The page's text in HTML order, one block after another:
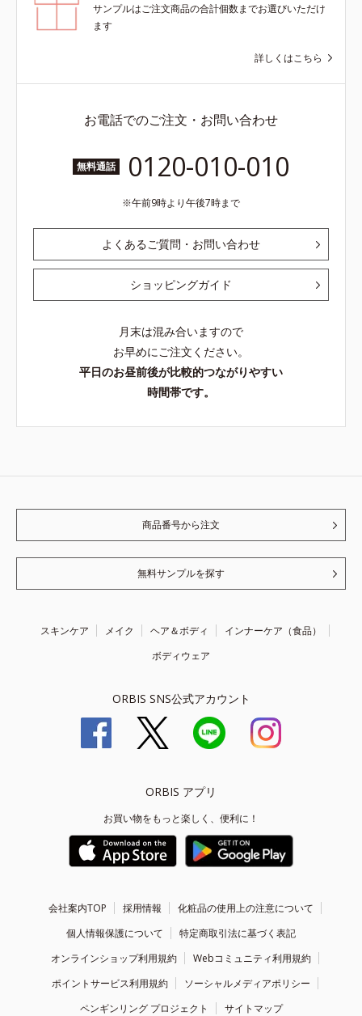
サンプルはご注文商品の合計個数までお選びいただけ
ます
詳しくはこちら
お電話でのご注文・お問い合わせ
無料通話 0120-010-010
午前9時より午後7時まで
よくあるご質問・お問い合わせ
ショッピングガイド
月末は混み合いますので
お早めにご注文ください。
平日のお昼前後が比較的つながりやすい
時間帯です。
商品番号から注文
無料サンプルを探す
スキンケア メイク ヘア＆ボディ
インナーケア（食品）
ボディウェア
ORBIS SNS公式アカウント
ORBIS アプリ
お買い物をもっと楽しく、便利に！
会社案内TOP 採用情報
化粧品の使用上の注意について
個人情報保護について
特定商取引法に基づく表記
オンラインショップ利用規約
Webコミュニティ利用規約
ポイントサービス利用規約
ソーシャルメディアポリシー
ペンギンリング プロジェクト
サイトマップ